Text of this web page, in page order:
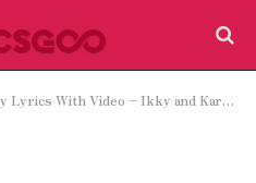
With Video – Ikky and Karan Aujla | 2023 Song